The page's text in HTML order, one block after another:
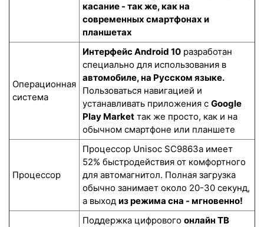
касание - так же, как на
современных смартфонах и
планшетах
Операционная
система
Интерфейс Android 10 разработан
специально для использования в
автомобиле, на Русском языке.
Пользоваться навигацией и
устанавливать приложения с Google
Play Market так же просто, как и на
обычном смартфоне или планшете
Процессор
Процессор Unisoc SC9863a имеет
52% быстродействия от комфортного
для автомагнитол. Полная загрузка
обычно занимает около 20-30 секунд,
а выход из режима сна - мгновенно!
Поддержка цифрового онлайн ТВ